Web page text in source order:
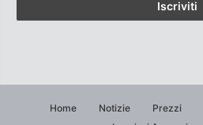
Home Notizie Prezzi